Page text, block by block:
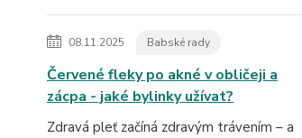
08.11.2025 Babské rady
Červené fleky po akné v obličeji a
zácpa - jaké bylinky užívat?
Zdravá pleť začíná zdravým trávením – a